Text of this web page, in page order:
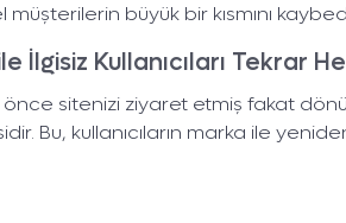
büyük bir kısmını
İlgisiz Kullanıcıları Tekrar
sitenizi ziyaret etmiş fakat
Bu, kullanıcıların marka ile